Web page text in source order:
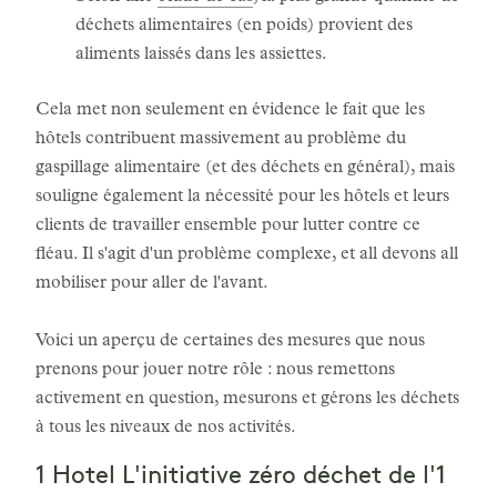
déchets alimentaires (en poids) provient des
aliments laissés dans les assiettes.
Cela met non seulement en évidence le fait que les
hôtels contribuent massivement au problème du
gaspillage alimentaire (et des déchets en général), mais
souligne également la nécessité pour les hôtels et leurs
clients de travailler ensemble pour lutter contre ce
fléau. Il s'agit d'un problème complexe, et all devons all
mobiliser pour aller de l'avant.
Voici un aperçu de certaines des mesures que nous
prenons pour jouer notre rôle : nous remettons
activement en question, mesurons et gérons les déchets
à tous les niveaux de nos activités.
1 Hotel L'initiative zéro déchet de l'1